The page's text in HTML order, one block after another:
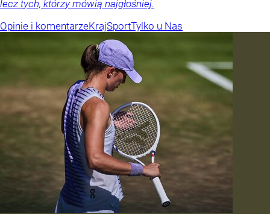
lecz tych, którzy mówią najgłośniej.
Opinie i komentarzeKrajSportTylko u Nas